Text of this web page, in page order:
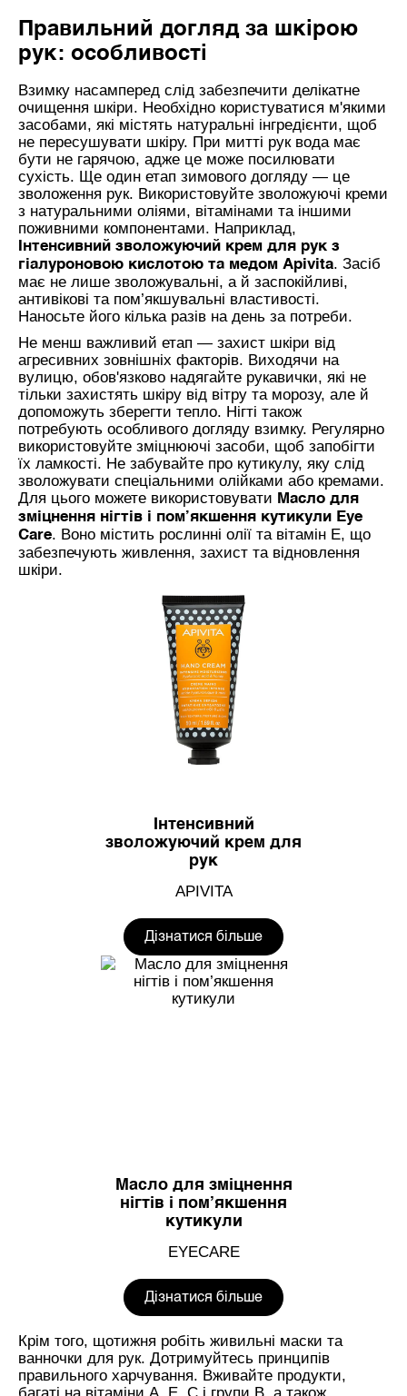
Правильний догляд за шкірою
рук: особливості
Взимку насамперед слід забезпечити делікатне
очищення шкіри. Необхідно користуватися м'якими
засобами, які містять натуральні інгредієнти, щоб
не пересушувати шкіру. При митті рук вода має
бути не гарячою, адже це може посилювати
сухість. Ще один етап зимового догляду — це
зволоження рук. Використовуйте зволожуючі креми
з натуральними оліями, вітамінами та іншими
поживними компонентами. Наприклад,
Інтенсивний зволожуючий крем для рук з
гіалуроновою кислотою та медом Apivita. Засіб
має не лише зволожувальні, а й заспокійливі,
антивікові та пом’якшувальні властивості.
Наносьте його кілька разів на день за потреби.
Не менш важливий етап — захист шкіри від
агресивних зовнішніх факторів. Виходячи на
вулицю, обов'язково надягайте рукавички, які не
тільки захистять шкіру від вітру та морозу, але й
допоможуть зберегти тепло. Нігті також
потребують особливого догляду взимку. Регулярно
використовуйте зміцнюючі засоби, щоб запобігти
їх ламкості. Не забувайте про кутикулу, яку слід
зволожувати спеціальними олійками або кремами.
Для цього можете використовувати Масло для
зміцнення нігтів і пом’якшення кутикули Eye
Care. Воно містить рослинні олії та вітамін Е, що
забезпечують живлення, захист та відновлення
шкіри.
Інтенсивний
зволожуючий крем для
рук
APIVITA
Дізнатися більше
Масло для зміцнення
нігтів і пом’якшення
кутикули
EYECARE
Дізнатися більше
Крім того, щотижня робіть живильні маски та
ванночки для рук. Дотримуйтесь принципів
правильного харчування. Вживайте продукти,